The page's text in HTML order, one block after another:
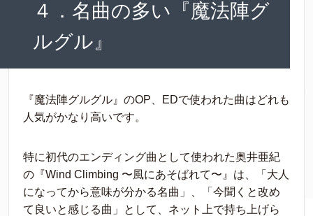
４．名曲の多い『魔法陣グ
ルグル』
『魔法陣グルグル』のOP、EDで使われた曲はどれも
人気がかなり高いです。
特に初代のエンディング曲として使われた奥井亜紀
の『Wind Climbing 〜風にあそばれて〜』は、「大人
になってから意味が分かる名曲」、「今聞くと改め
て良いと感じる曲」として、ネット上で持ち上げら